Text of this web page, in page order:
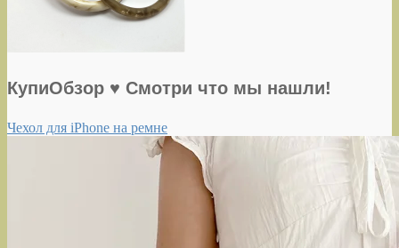
КупиОбзор ♥ Смотри что мы нашли!
Чехол для iPhone на ремне